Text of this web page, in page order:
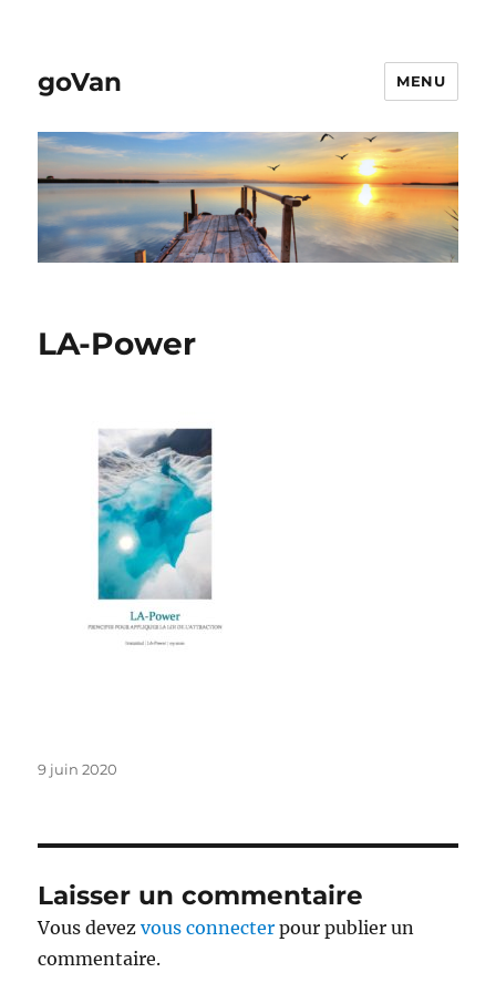
goVan MENU
LA-Power
Publié
9 juin 2020
Laisser un commentaire
Vous devezvous connecter pour publier un
commentaire.